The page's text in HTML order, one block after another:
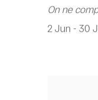
On ne
2 Jun - 30